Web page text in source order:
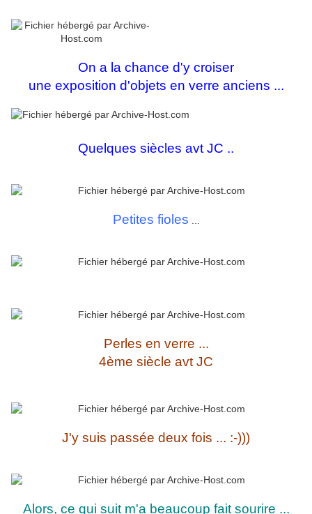
On a la chance d'y croiser
une exposition d'objets en verre anciens ...
Quelques siècles avt JC ..
Petites fioles
Perles en verre ...
4ème siècle avt JC
J'y suis passée deux fois ... :-)))
Alors, ce qui suit m'a beaucoup fait sourire ...